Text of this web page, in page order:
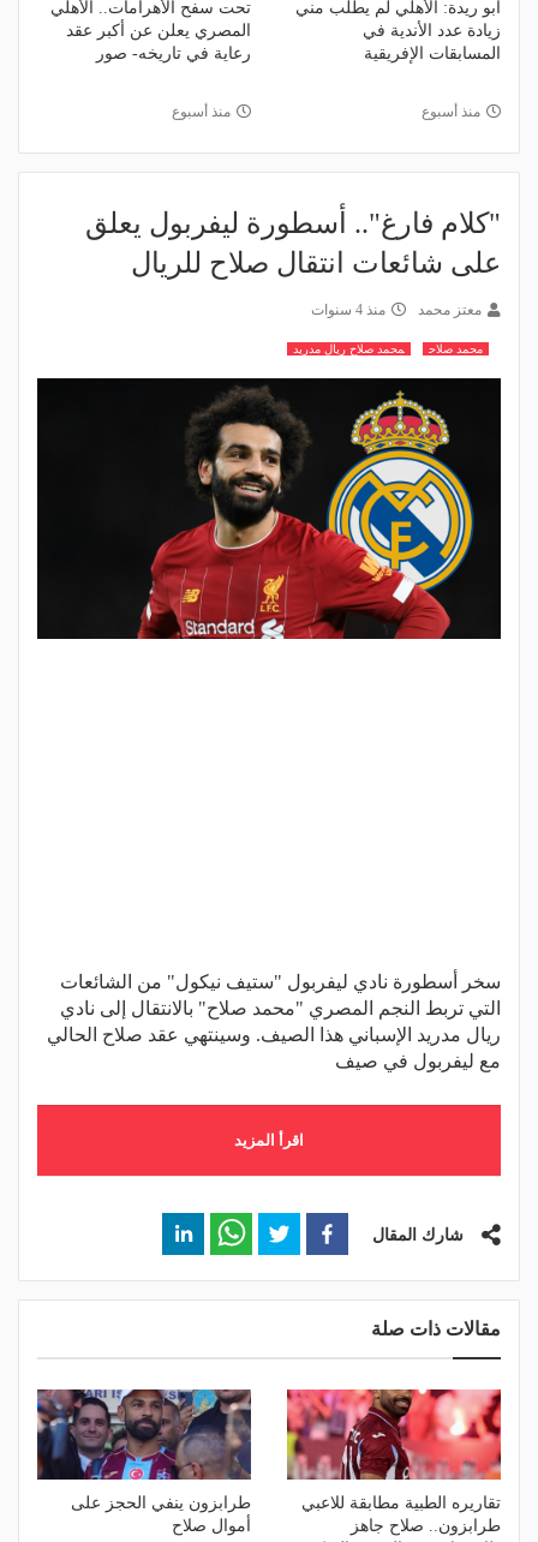
أبو ريدة: الأهلي لم يطلب مني
زيادة عدد الأندية في
المسابقات الإفريقية
منذ أسبوع
تحت سفح الأهرامات.. الأهلي
المصري يعلن عن أكبر عقد
رعاية في تاريخه- صور
منذ أسبوع
"كلام فارغ".. أسطورة ليفربول يعلق
على شائعات انتقال صلاح للريال
معتز محمد منذ 4 سنوات
محمد صلاح محمد صلاح ريال مدريد
سخر أسطورة نادي ليفربول "ستيف نيكول" من الشائعات
التي تربط النجم المصري "محمد صلاح" بالانتقال إلى نادي
ريال مدريد الإسباني هذا الصيف. وسينتهي عقد صلاح الحالي
مع ليفربول في صيف
اقرأ المزيد
شارك المقال
مقالات ذات صلة
تقاريره الطبية مطابقة للاعبي
طرابزون.. صلاح جاهز
طرابزون ينفي الحجز على
أموال صلاح